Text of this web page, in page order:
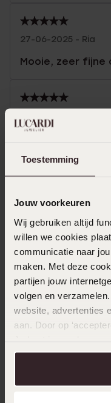
Toestemming
Jouw voorkeuren
Wij gebruiken altijd
willen we cookies
communicatie naar
maken. Met deze
partijen jouw
volgen en
website, advertenties
aan. Door op
over in ons
27-06-2025 - Ria
Mooie, zeer fijne
In
Ook leuk